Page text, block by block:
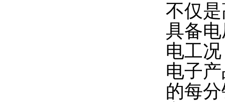
不仅
具备
电工
电子
的每